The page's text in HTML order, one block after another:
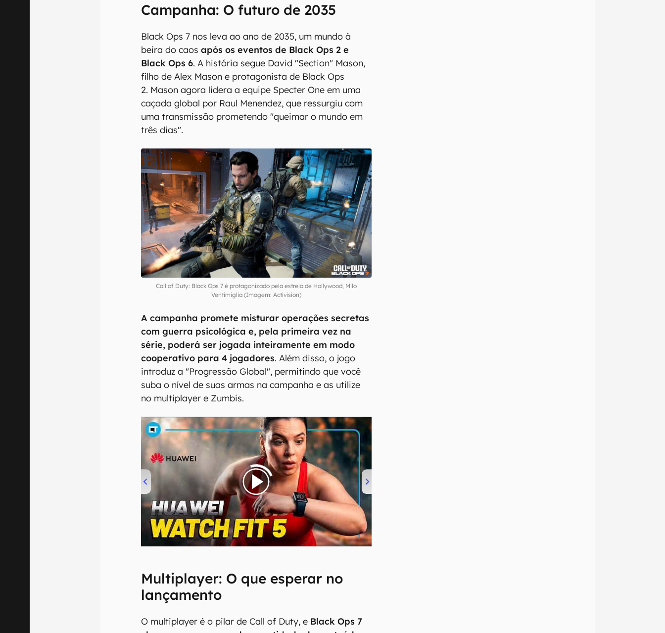
Campanha: O futuro de 2035
Black Ops 7 nos leva ao ano de 2035, um mundo à
beira do caosapós os eventos de Black Ops 2 e
Black Ops 6. A história segue David "Section" Mason,
filho de Alex Mason e protagonista de Black Ops
2. Mason agora lidera a equipe Specter One em uma
caçada global por Raul Menendez, que ressurgiu com
uma transmissão prometendo "queimar o mundo em
três dias".
Call of Duty: Black Ops 7 é protagonizado pela estrela de Hollywood, Milo
Ventimiglia (Imagem: Activision)
A campanha promete misturar operações secretas
com guerra psicológica e, pela primeira vez na
série, poderá ser jogada inteiramente em modo
cooperativo para 4 jogadores. Além disso, o jogo
introduz a "Progressão Global", permitindo que você
suba o nível de suas armas na campanha e as utilize
no multiplayer e Zumbis.
00:00/04:51
Multiplayer: O que esperar no
lançamento
O multiplayer é o pilar de Call of Duty, e Black Ops 7